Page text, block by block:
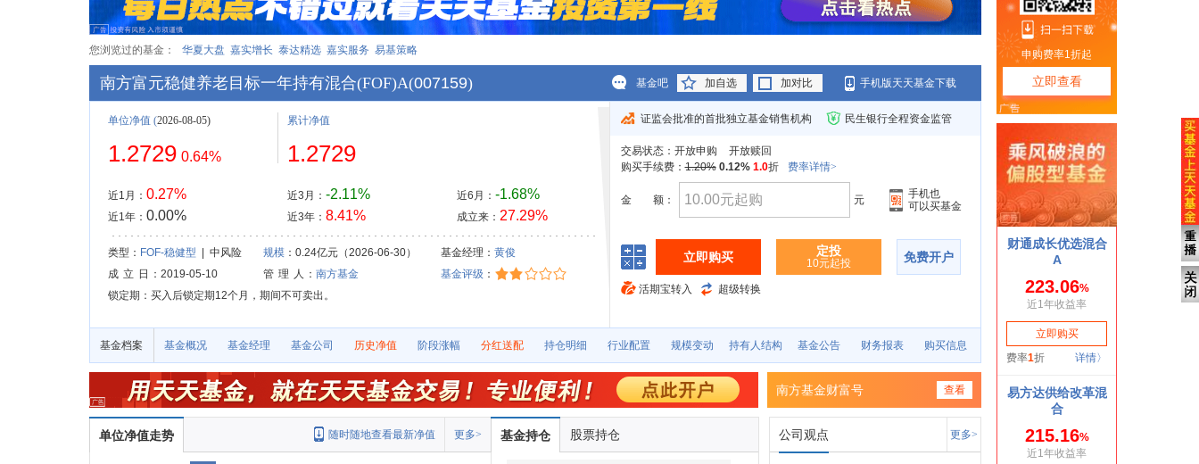
您浏览过的基金： 华夏大盘 嘉实增长 泰达精选 嘉实服务 易基策略
南方富元稳健养老目标一年持有混合(FOF)A(007159) 基金吧 加自选 加对比 手机版天天基金下载
单位净值 (2026-08-05)
1.2729 0.64%
近1月： 0.27%
近1年： 0.00%
累计净值
1.2729
近3月： -2.11%
近3年： 8.41%
近6月： -1.68%
成立来： 27.29%
类型： FOF-稳健型 | 中风险 规模：0.24亿元（2026-06-30） 基金经理： 黄俊
成 立 日
：2019-05-10 管 理 人 ： 南方基金 基金评级 ：
锁定期：买入后锁定期12个月，期间不可卖出。
证监会批准的首批独立基金销售机构 民生银行全程资金监管
交易状态： 开放申购
开放赎回
购买手续费：1.20% 0.12% 1.0折 费率详情>
金 额： 元
手机也
可以买基金
立即购买 定投
10元起投 免费开户
活期宝转入 超级转换
基金档案 基金概况 基金经理 基金公司 历史净值 阶段涨幅 分红送配 持仓明细 行业配置 规模变动 持有人结构 基金公告 财务报表 购买信息
南方基金财富号 查看
单位净值走势 更多>
随时随地查看最新净值 基金持仓 股票持仓 公司观点 更多>